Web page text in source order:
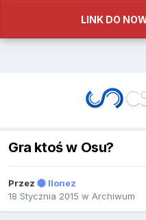
LINK DO
Gra ktoś w Osu?
Przez
Ilonez
18 Stycznia 2015 w Archiwum